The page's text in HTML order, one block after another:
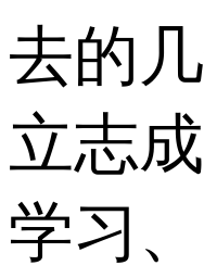
去的
立志
学习